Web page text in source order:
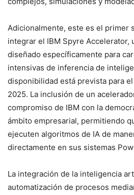
Adicionalmente, este es el primer
integrar el IBM Spyre Accelerator,
diseñado específicamente para
intensivas de inferencia de
disponibilidad está prevista para
2025. La inclusión de un
compromiso de IBM con la
ámbito empresarial, permitiendo
ejecuten algoritmos de IA de
directamente en sus sistemas
La integración de la inteligencia
automatización de procesos